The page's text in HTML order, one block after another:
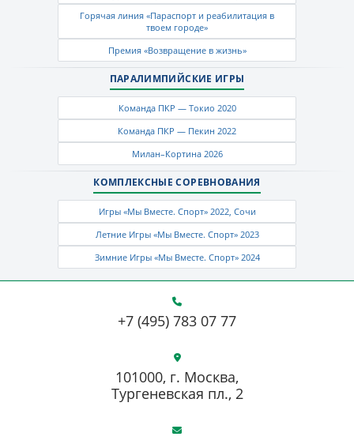
Горячая линия «Параспорт и реабилитация в
твоем городе»
Премия «Возвращение в жизнь»
ПАРАЛИМПИЙСКИЕ ИГРЫ
Команда ПКР — Токио 2020
Команда ПКР — Пекин 2022
Милан–Кортина 2026
КОМПЛЕКСНЫЕ СОРЕВНОВАНИЯ
Игры «Мы Вместе. Спорт» 2022, Сочи
Летние Игры «Мы Вместе. Спорт» 2023
Зимние Игры «Мы Вместе. Спорт» 2024
+7 (495) 783 07 77
101000, г. Москва,
Тургеневская пл., 2